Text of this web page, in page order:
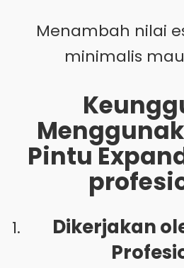
Menambah nilai
minimalis
Pintu
Dikerjakan